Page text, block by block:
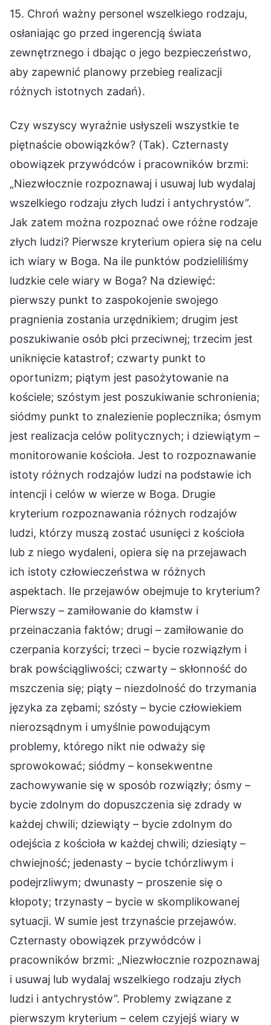
15. Chroń ważny personel wszelkiego rodzaju,
osłaniając go przed ingerencją świata
zewnętrznego i dbając o jego bezpieczeństwo,
aby zapewnić planowy przebieg realizacji
różnych istotnych zadań).
Czy wszyscy wyraźnie usłyszeli wszystkie te
piętnaście obowiązków? (Tak). Czternasty
obowiązek przywódców i pracowników brzmi:
„Niezwłocznie rozpoznawaj i usuwaj lub wydalaj
wszelkiego rodzaju złych ludzi i antychrystów”.
Jak zatem można rozpoznać owe różne rodzaje
złych ludzi? Pierwsze kryterium opiera się na celu
ich wiary w Boga. Na ile punktów podzieliliśmy
ludzkie cele wiary w Boga? Na dziewięć:
pierwszy punkt to zaspokojenie swojego
pragnienia zostania urzędnikiem; drugim jest
poszukiwanie osób płci przeciwnej; trzecim jest
uniknięcie katastrof; czwarty punkt to
oportunizm; piątym jest pasożytowanie na
kościele; szóstym jest poszukiwanie schronienia;
siódmy punkt to znalezienie poplecznika; ósmym
jest realizacja celów politycznych; i dziewiątym –
monitorowanie kościoła. Jest to rozpoznawanie
istoty różnych rodzajów ludzi na podstawie ich
intencji i celów w wierze w Boga. Drugie
kryterium rozpoznawania różnych rodzajów
ludzi, którzy muszą zostać usunięci z kościoła
lub z niego wydaleni, opiera się na przejawach
ich istoty człowieczeństwa w różnych
aspektach. Ile przejawów obejmuje to kryterium?
Pierwszy – zamiłowanie do kłamstw i
przeinaczania faktów; drugi – zamiłowanie do
czerpania korzyści; trzeci – bycie rozwiązłym i
brak powściągliwości; czwarty – skłonność do
mszczenia się; piąty – niezdolność do trzymania
języka za zębami; szósty – bycie człowiekiem
nierozsądnym i umyślnie powodującym
problemy, którego nikt nie odważy się
sprowokować; siódmy – konsekwentne
zachowywanie się w sposób rozwiązły; ósmy –
bycie zdolnym do dopuszczenia się zdrady w
każdej chwili; dziewiąty – bycie zdolnym do
odejścia z kościoła w każdej chwili; dziesiąty –
chwiejność; jedenasty – bycie tchórzliwym i
podejrzliwym; dwunasty – proszenie się o
kłopoty; trzynasty – bycie w skomplikowanej
sytuacji. W sumie jest trzynaście przejawów.
Czternasty obowiązek przywódców i
pracowników brzmi: „Niezwłocznie rozpoznawaj
i usuwaj lub wydalaj wszelkiego rodzaju złych
ludzi i antychrystów”. Problemy związane z
pierwszym kryterium – celem czyjejś wiary w